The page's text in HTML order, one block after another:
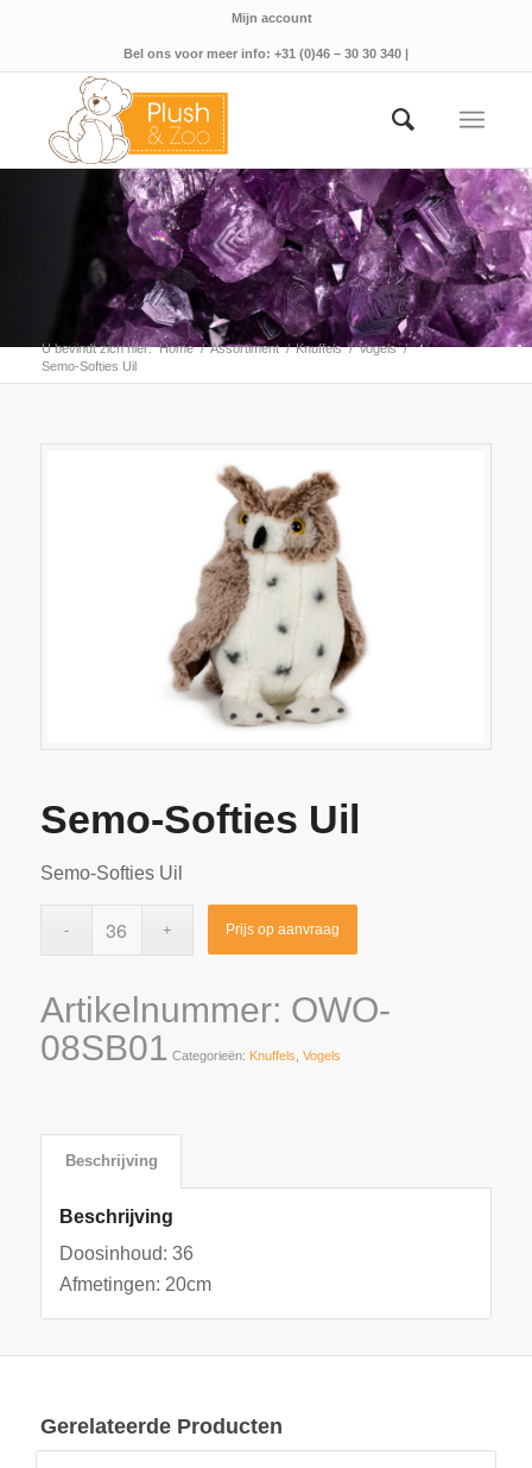
Mijn account
Bel ons voor meer info: +31 (0)46 – 30 30 340 |
U bevindt zich hier: Home / Assortiment / Knuffels / Vogels /
Semo-Softies Uil
Semo-Softies Uil
Semo-Softies Uil
Prijs op aanvraag
Artikelnummer: OWO-
08SB01 Categorieën: Knuffels, Vogels
Beschrijving
Beschrijving
Doosinhoud: 36
Afmetingen: 20cm
Gerelateerde Producten